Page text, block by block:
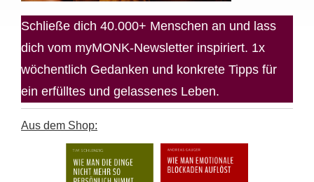
Schließe dich 40.000+ Menschen an und lass
dich vom myMONK-Newsletter inspiriert. 1x
wöchentlich Gedanken und konkrete Tipps für
ein erfülltes und gelassenes Leben.
Aus dem Shop: